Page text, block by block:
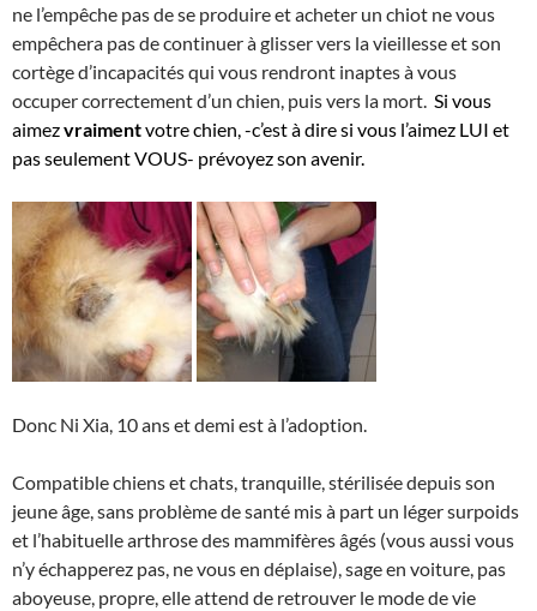
ne l’empêche pas de se produire et acheter un chiot ne vous
empêchera pas de continuer à glisser vers la vieillesse et son
cortège d’incapacités qui vous rendront inaptes à vous
occuper correctement d’un chien, puis vers la mort. Si vous
aimezvraimentvotre chien, -c’est à dire si vous l’aimez LUI et
pas seulement VOUS- prévoyez son avenir.
Donc Ni Xia, 10 ans et demi est à l’adoption.
Compatible chiens et chats, tranquille, stérilisée depuis son
jeune âge, sans problème de santé mis à part un léger surpoids
et l’habituelle arthrose des mammifères âgés (vous aussi vous
n’y échapperez pas, ne vous en déplaise), sage en voiture, pas
aboyeuse, propre, elle attend de retrouver le mode de vie